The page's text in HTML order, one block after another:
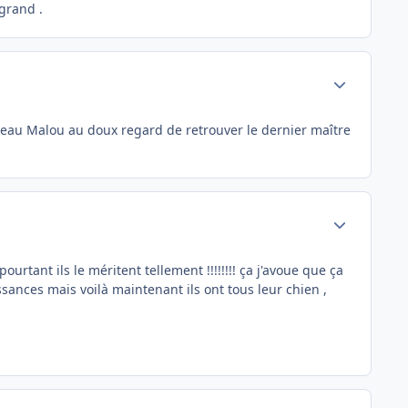
.
Malou au doux regard de retrouver le dernier maître
ils le méritent tellement !!!!!!!! ça j'avoue que ça
mais voilà maintenant ils ont tous leur chien ,